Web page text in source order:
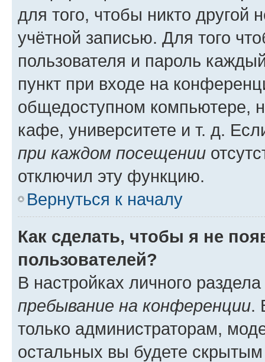
для того, чтобы никто другой
учётной записью. Для того
пользователя и пароль
пункт при входе на
общедоступном компьютере,
кафе, университете и т. д.
при каждом посещении
отключил эту функцию.
Вернуться к началу
Как сделать, чтобы я не
пользователей?
В настройках личного
пребывание на конференции.
только администраторам,
остальных вы будете